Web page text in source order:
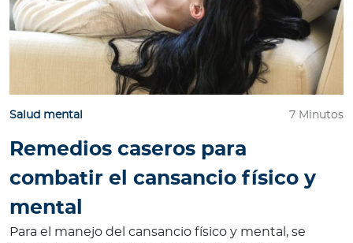
Salud mental 7 Minutos
Remedios caseros para
combatir el cansancio físico y
mental
Para el manejo del cansancio físico y mental, se